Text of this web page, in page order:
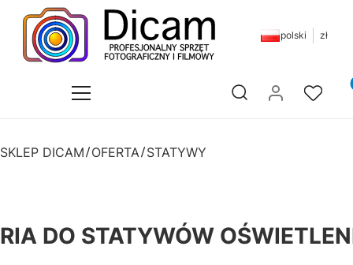
polski zł
Otwórz wyszukiwarkę
SKLEP DICAM OFERTA STATYWY
DO STATYWÓW